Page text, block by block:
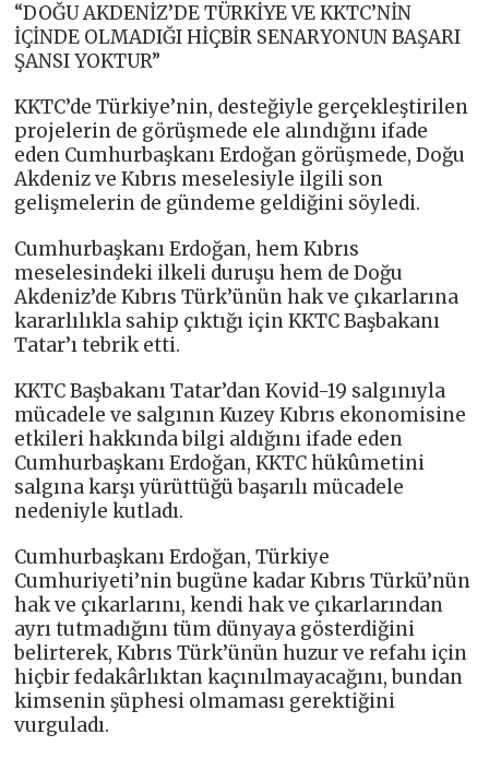
“DOĞU AKDENİZ’DE TÜRKİYE VE KKTC’NİN
İÇİNDE OLMADIĞI HİÇBİR SENARYONUN BAŞARI
ŞANSI YOKTUR”
KKTC’de Türkiye’nin, desteğiyle gerçekleştirilen
projelerin de görüşmede ele alındığını ifade
eden Cumhurbaşkanı Erdoğan görüşmede, Doğu
Akdeniz ve Kıbrıs meselesiyle ilgili son
gelişmelerin de gündeme geldiğini söyledi.
Cumhurbaşkanı Erdoğan, hem Kıbrıs
meselesindeki ilkeli duruşu hem de Doğu
Akdeniz’de Kıbrıs Türk’ünün hak ve çıkarlarına
kararlılıkla sahip çıktığı için KKTC Başbakanı
Tatar’ı tebrik etti.
KKTC Başbakanı Tatar’dan Kovid-19 salgınıyla
mücadele ve salgının Kuzey Kıbrıs ekonomisine
etkileri hakkında bilgi aldığını ifade eden
Cumhurbaşkanı Erdoğan, KKTC hükûmetini
salgına karşı yürüttüğü başarılı mücadele
nedeniyle kutladı.
Cumhurbaşkanı Erdoğan, Türkiye
Cumhuriyeti’nin bugüne kadar Kıbrıs Türkü’nün
hak ve çıkarlarını, kendi hak ve çıkarlarından
ayrı tutmadığını tüm dünyaya gösterdiğini
belirterek, Kıbrıs Türk’ünün huzur ve refahı için
hiçbir fedakârlıktan kaçınılmayacağını, bundan
kimsenin şüphesi olmaması gerektiğini
vurguladı.